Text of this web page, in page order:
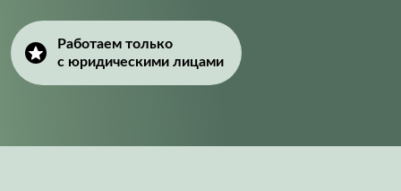
Работаем только
с юридическими лицами